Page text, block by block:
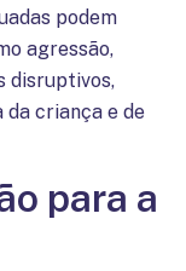
podem
agressão,
disruptivos,
da criança e de
para a